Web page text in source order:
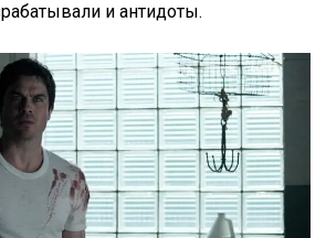
и антидоты.